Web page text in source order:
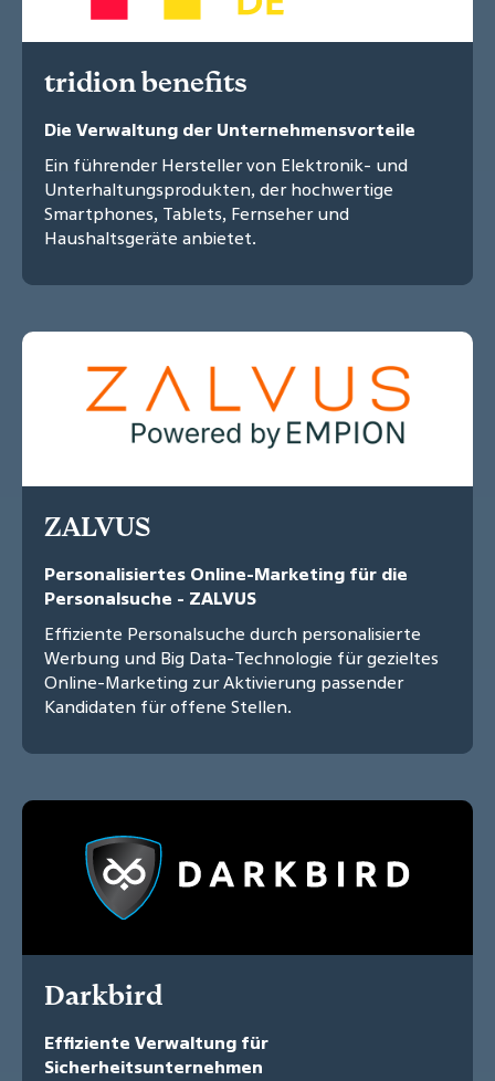
tridion benefits
Die Verwaltung der Unternehmensvorteile
Ein führender Hersteller von Elektronik- und
Unterhaltungsprodukten, der hochwertige
Smartphones, Tablets, Fernseher und
Haushaltsgeräte anbietet.
ZALVUS
Personalisiertes Online-Marketing für die
Personalsuche - ZALVUS
Effiziente Personalsuche durch personalisierte
Werbung und Big Data-Technologie für gezieltes
Online-Marketing zur Aktivierung passender
Kandidaten für offene Stellen.
Darkbird
Effiziente Verwaltung für
Sicherheitsunternehmen